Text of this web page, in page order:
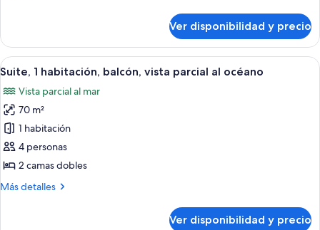
sofá
cama,
bañera
(Mobility)
1
cama
King
con
sofá
cama,
bañera
(Mobility)
Ver disponibilidad y precio
Ver
todas
las
fotos
de
Suite,
1
balcón,
Habitación de hotel con sofá,
8
Suite, 1 habitación, balcón, vista parcial al océano
Vista parcial al mar
70 m²
1 habitación
4 personas
2 camas dobles
Más detalles
Más
Ver disponibilidad y precio